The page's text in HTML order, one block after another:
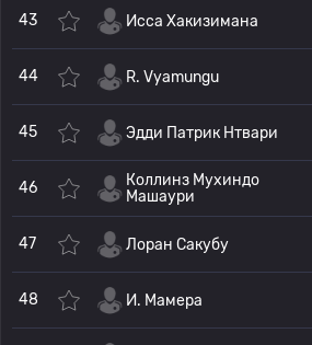
43 Исса Хакизимана
44 R. Vyamungu
45 Эдди Патрик Нтвари
46
Коллинз Мухиндо
Машаури
47 Лоран Сакубу
48 И. Мамера